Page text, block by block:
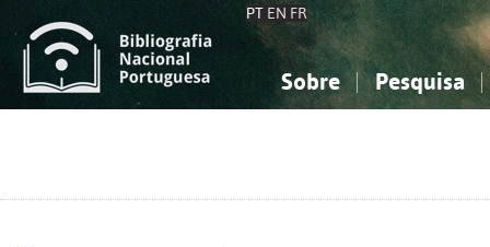
PT EN FR
Sobre Pesquisa